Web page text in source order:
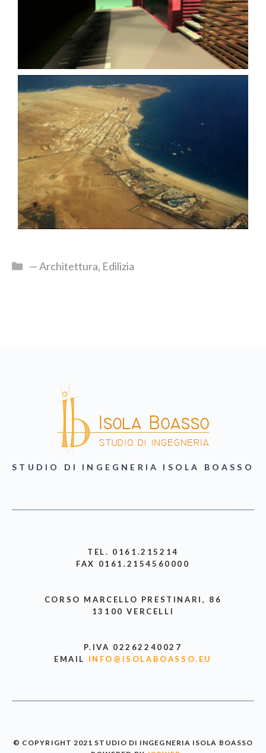
— Architettura, Edilizia
STUDIO DI INGEGNERIA ISOLA BOASSO
TEL. 0161.215214
FAX 0161.2154560000
CORSO MARCELLO PRESTINARI, 86
13100 VERCELLI
P.IVA 02262240027
EMAIL INFO@ISOLABOASSO.EU
© COPYRIGHT 2021 STUDIO DI INGEGNERIA ISOLA BOASSO